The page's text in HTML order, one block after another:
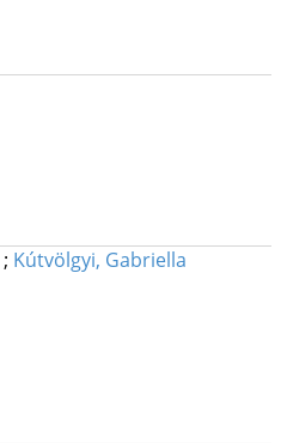
; Kútvölgyi, Gabriella